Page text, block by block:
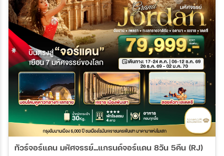
ทัวร์จอร์แดน มหัศจรรย์...แกรนด์จอร์แดน 8วัน 5คืน (RJ)